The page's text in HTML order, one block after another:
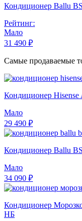
Кондиционер Ballu
Рейтинг:
Мало
31 490 ₽
Самые продаваемые
Кондиционер
Мало
29 490 ₽
Кондиционер Ballu
Мало
34 090 ₽
Кондиционер
НБ